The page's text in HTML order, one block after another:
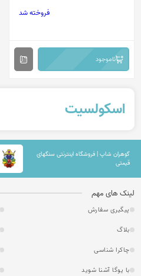
فروخته شد
ناموجود
اسکولسیت
گوهران شاپ | فروشگاه اینترنتی سنگهای
قیمتی
لینک های مهم
پیگیری سفارش
بلاگ
چاکرا شناسی
با یوگا آشنا شوید